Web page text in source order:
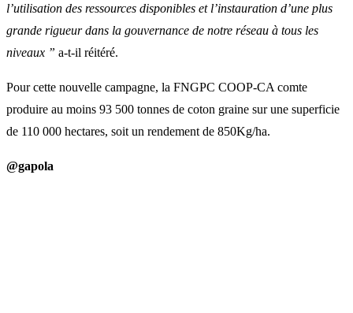
l’utilisation des ressources disponibles et l’instauration d’une plus
grande rigueur dans la gouvernance de notre réseau à tous les
niveaux ” a-t-il réitéré.
Pour cette nouvelle campagne, la FNGPC COOP-CA comte
produire au moins 93 500 tonnes de coton graine sur une superficie
de 110 000 hectares, soit un rendement de 850Kg/ha.
@gapola